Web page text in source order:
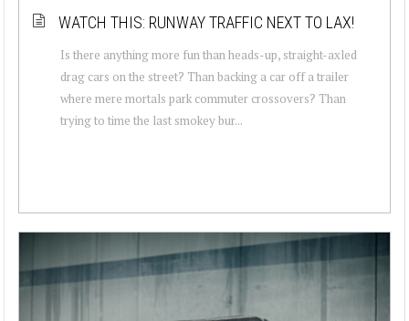
WATCH THIS: RUNWAY TRAFFIC NEXT TO LAX!
Is there anything more fun than heads-up, straight-axled
drag cars on the street? Than backing a car off a trailer
where mere mortals park commuter crossovers? Than
trying to time the last smokey bur...